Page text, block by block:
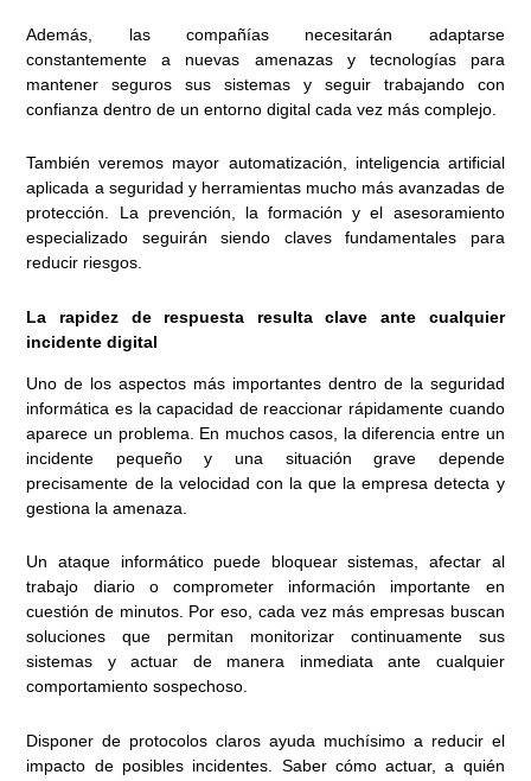
Además, las compañías necesitarán adaptarse
constantemente a nuevas amenazas y tecnologías para
mantener seguros sus sistemas y seguir trabajando con
confianza dentro de un entorno digital cada vez más complejo.
También veremos mayor automatización, inteligencia artificial
aplicada a seguridad y herramientas mucho más avanzadas de
protección. La prevención, la formación y el asesoramiento
especializado seguirán siendo claves fundamentales para
reducir riesgos.
La rapidez de respuesta resulta clave ante cualquier
incidente digital
Uno de los aspectos más importantes dentro de la seguridad
informática es la capacidad de reaccionar rápidamente cuando
aparece un problema. En muchos casos, la diferencia entre un
incidente pequeño y una situación grave depende
precisamente de la velocidad con la que la empresa detecta y
gestiona la amenaza.
Un ataque informático puede bloquear sistemas, afectar al
trabajo diario o comprometer información importante en
cuestión de minutos. Por eso, cada vez más empresas buscan
soluciones que permitan monitorizar continuamente sus
sistemas y actuar de manera inmediata ante cualquier
comportamiento sospechoso.
Disponer de protocolos claros ayuda muchísimo a reducir el
impacto de posibles incidentes. Saber cómo actuar, a quién